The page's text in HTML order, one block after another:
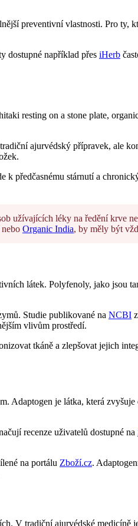
preventivní vlastnosti. Pro
dostupné například přes iHerb
ajurvédský přípravek, ale
předčasnému stárnutí a
užívajících léky na ředění krve
nebo Organic India, by měly být
látek. Polyfenoly, jako jsou
Studie publikované na NCBI
vlivům prostředí.
tkáně a zlepšovat jejich
Adaptogen je látka, která
recenze uživatelů dostupné na
na portálu Zboží.cz.
V tradiční ajurvédské